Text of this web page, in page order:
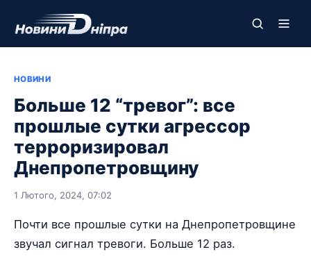
НОВИНИ
Больше 12 “тревог”: все
прошлые сутки агрессор
терроризировал
Днепропетровщину
1 Лютого, 2024, 07:02
Почти все прошлые сутки на Днепропетровщине
звучал сигнал тревоги. Больше 12 раз.